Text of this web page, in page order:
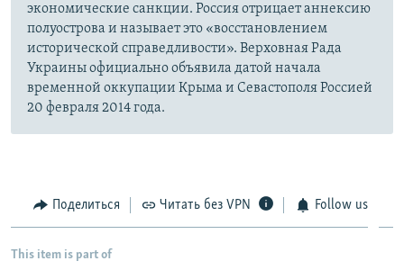
экономические санкции. Россия отрицает аннексию
полуострова и называет это «восстановлением
исторической справедливости». Верховная Рада
Украины официально объявила датой начала
временной оккупации Крыма и Севастополя Россией
20 февраля 2014 года.
Поделиться Читать без VPN Follow us
This item is part of